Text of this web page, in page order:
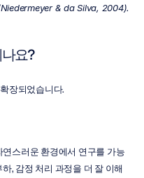
& da Silva, 2004).
요?
장되었습니다.
스러운 환경에서 연구를 가능
, 감정 처리 과정을 더 잘 이해